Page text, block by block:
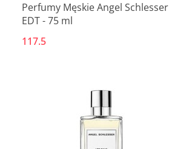
Perfumy Męskie Angel Schlesser
EDT - 75 ml
117.5